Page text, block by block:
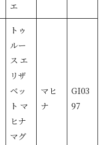
エ
トゥ
ルー
ス エ
リザ
ベッ
ト マ
ヒナ
マグ
マヒ
ナ
GI03
97